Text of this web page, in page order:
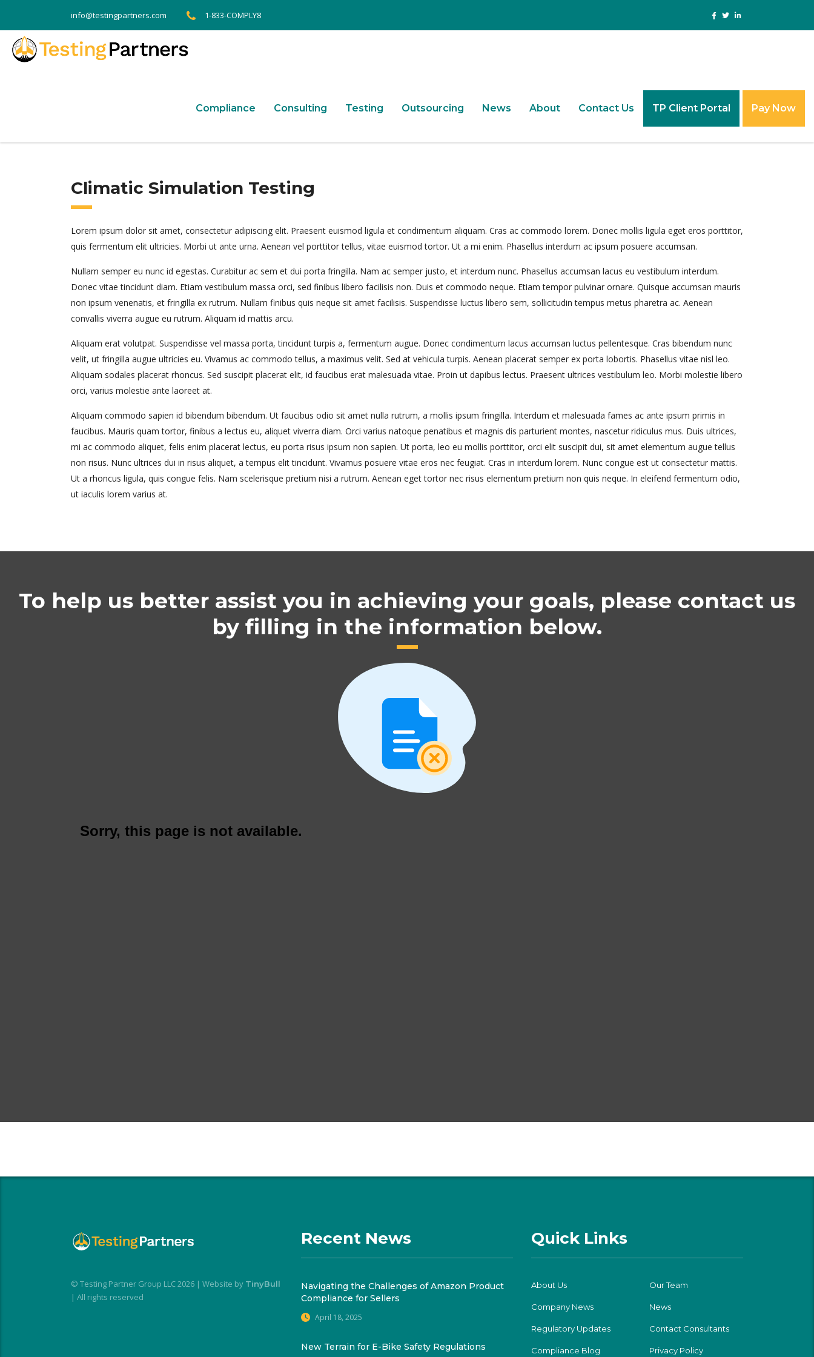
info@testingpartners.com 1-833-COMPLY8
Compliance Consulting Testing Outsourcing News About Contact Us TP Client Portal Pay Now
Climatic Simulation Testing
Lorem ipsum dolor sit amet, consectetur adipiscing elit. Praesent euismod ligula et condimentum aliquam. Cras ac commodo lorem. Donec mollis ligula eget eros porttitor,
quis fermentum elit ultricies. Morbi ut ante urna. Aenean vel porttitor tellus, vitae euismod tortor. Ut a mi enim. Phasellus interdum ac ipsum posuere accumsan.
Nullam semper eu nunc id egestas. Curabitur ac sem et dui porta fringilla. Nam ac semper justo, et interdum nunc. Phasellus accumsan lacus eu vestibulum interdum.
Donec vitae tincidunt diam. Etiam vestibulum massa orci, sed finibus libero facilisis non. Duis et commodo neque. Etiam tempor pulvinar ornare. Quisque accumsan mauris
non ipsum venenatis, et fringilla ex rutrum. Nullam finibus quis neque sit amet facilisis. Suspendisse luctus libero sem, sollicitudin tempus metus pharetra ac. Aenean
convallis viverra augue eu rutrum. Aliquam id mattis arcu.
Aliquam erat volutpat. Suspendisse vel massa porta, tincidunt turpis a, fermentum augue. Donec condimentum lacus accumsan luctus pellentesque. Cras bibendum nunc
velit, ut fringilla augue ultricies eu. Vivamus ac commodo tellus, a maximus velit. Sed at vehicula turpis. Aenean placerat semper ex porta lobortis. Phasellus vitae nisl leo.
Aliquam sodales placerat rhoncus. Sed suscipit placerat elit, id faucibus erat malesuada vitae. Proin ut dapibus lectus. Praesent ultrices vestibulum leo. Morbi molestie libero
orci, varius molestie ante laoreet at.
Aliquam commodo sapien id bibendum bibendum. Ut faucibus odio sit amet nulla rutrum, a mollis ipsum fringilla. Interdum et malesuada fames ac ante ipsum primis in
faucibus. Mauris quam tortor, finibus a lectus eu, aliquet viverra diam. Orci varius natoque penatibus et magnis dis parturient montes, nascetur ridiculus mus. Duis ultrices,
mi ac commodo aliquet, felis enim placerat lectus, eu porta risus ipsum non sapien. Ut porta, leo eu mollis porttitor, orci elit suscipit dui, sit amet elementum augue tellus
non risus. Nunc ultrices dui in risus aliquet, a tempus elit tincidunt. Vivamus posuere vitae eros nec feugiat. Cras in interdum lorem. Nunc congue est ut consectetur mattis.
Ut a rhoncus ligula, quis congue felis. Nam scelerisque pretium nisi a rutrum. Aenean eget tortor nec risus elementum pretium non quis neque. In eleifend fermentum odio,
ut iaculis lorem varius at.
To help us better assist you in achieving your goals, please contact us
by filling in the information below.
© Testing Partner Group LLC 2026 | Website by TinyBull
| All rights reserved
Recent News
Navigating the Challenges of Amazon Product
Compliance for Sellers
April 18, 2025
New Terrain for E-Bike Safety Regulations
Quick Links
About Us Our Team
Company News News
Regulatory Updates Contact Consultants
Compliance Blog Privacy Policy